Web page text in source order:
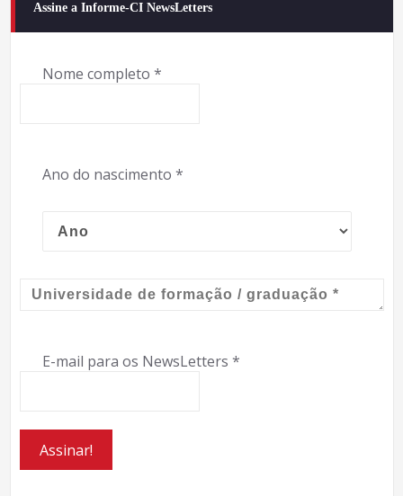
Assine a Informe-CI NewsLetters
Nome completo *
Ano do nascimento *
E-mail para os NewsLetters *